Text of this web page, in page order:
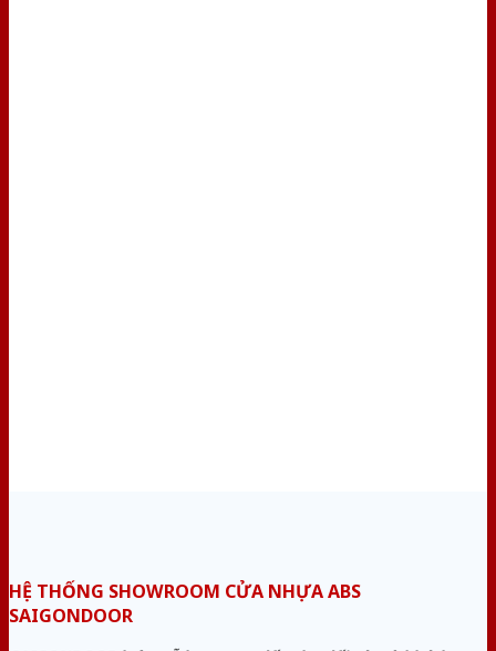
HỆ THỐNG SHOWROOM CỬA NHỰA ABS
SAIGONDOOR